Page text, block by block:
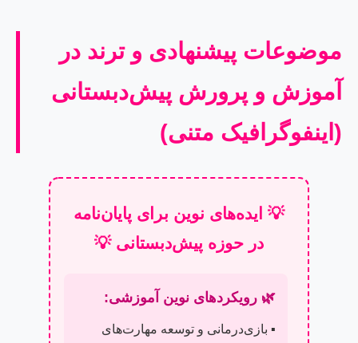
موضوعات پیشنهادی و ترند در
آموزش و پرورش پیش‌دبستانی
(اینفوگرافیک متنی)
💡 ایده‌های نوین برای پایان‌نامه
در حوزه پیش‌دبستانی 💡
🌿 رویکردهای نوین آموزشی:
▪️ بازی‌درمانی و توسعه مهارت‌های